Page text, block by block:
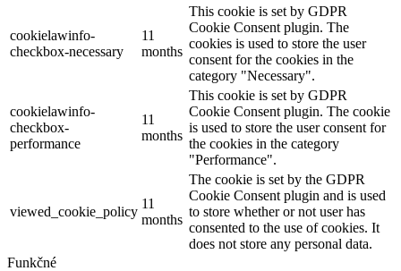
cookielawinfo-
checkbox-necessary
11
months
This cookie is set by GDPR
Cookie Consent plugin. The
cookies is used to store the user
consent for the cookies in the
category "Necessary".
cookielawinfo-
checkbox-
performance
11
months
This cookie is set by GDPR
Cookie Consent plugin. The cookie
is used to store the user consent for
the cookies in the category
"Performance".
viewed_cookie_policy
11
months
The cookie is set by the GDPR
Cookie Consent plugin and is used
to store whether or not user has
consented to the use of cookies. It
does not store any personal data.
Funkčné